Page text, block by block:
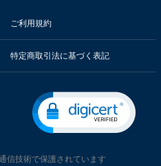
ご利用規約
特定商取引法に基づく表記
信技術で保護されています